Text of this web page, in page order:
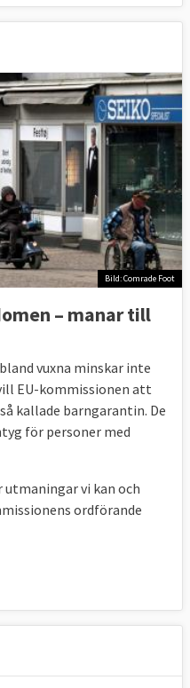
Bild: Comrade Foot
– manar till
vuxna minskar inte
EU-kommissionen att
kallade barngarantin. De
för personer med
vi kan och
ordförande